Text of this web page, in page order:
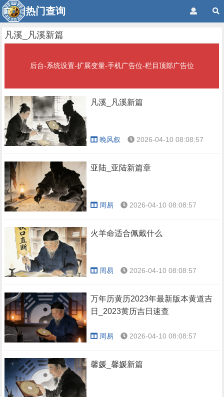
热门查询
凡溪_凡溪新篇
后台-系统设置-扩展变量-手机广告位-栏目顶部广告位
凡溪_凡溪新篇
晚风叙 2026-04-10 08:08:57
亚陆_亚陆新篇章
周易 2026-04-10 08:08:57
火羊命适合佩戴什么
周易 2026-04-10 08:08:57
万年历黄历2023年最新版本黄道吉
日_2023黄历吉日速查
周易 2026-04-10 08:08:57
馨媛_馨媛新篇